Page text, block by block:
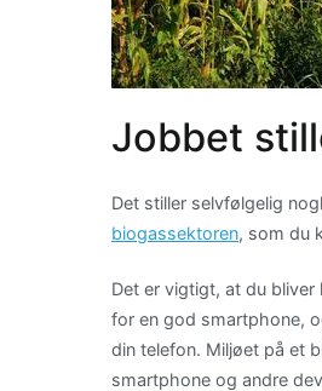
Jobbet
Det stiller selvfølgelig
biogassektoren, som du
Det er vigtigt, at du
for en god smartphone,
din telefon. Miljøet på et
smartphone og andre